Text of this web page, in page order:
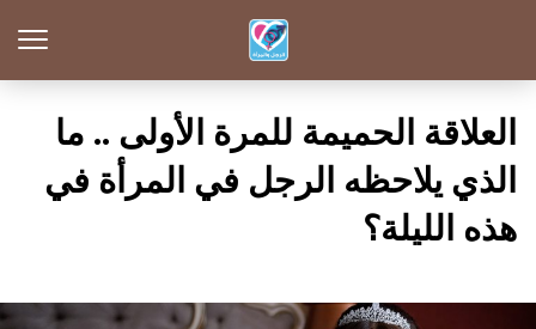
العلاقة الحميمة للمرة الأولى .. ما
الذي يلاحظه الرجل في المرأة في
هذه الليلة؟